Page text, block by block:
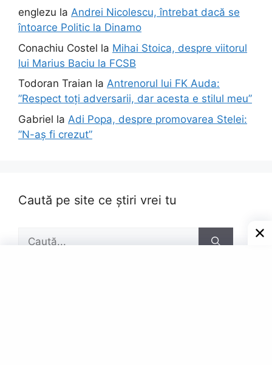
englezu la Andrei Nicolescu, întrebat dacă se
întoarce Politic la Dinamo
Conachiu Costel la Mihai Stoica, despre viitorul
lui Marius Baciu la FCSB
Todoran Traian la Antrenorul lui FK Auda:
”Respect toți adversarii, dar acesta e stilul meu”
Gabriel la Adi Popa, despre promovarea Stelei:
”N-aș fi crezut”
Caută pe site ce știri vrei tu
după: